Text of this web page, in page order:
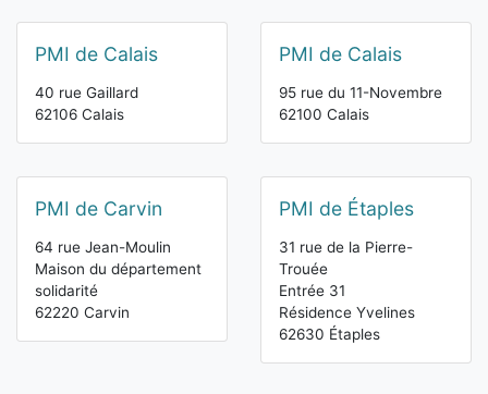
PMI de Calais
40 rue Gaillard
62106 Calais
PMI de Calais
95 rue du 11-Novembre
62100 Calais
PMI de Carvin
64 rue Jean-Moulin
Maison du département
solidarité
62220 Carvin
PMI de Étaples
31 rue de la Pierre-
Trouée
Entrée 31
Résidence Yvelines
62630 Étaples